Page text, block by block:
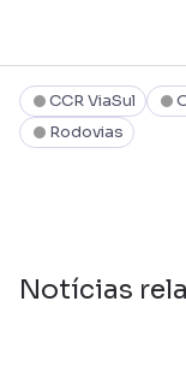
CCR ViaSul
Rodovias
Notícias